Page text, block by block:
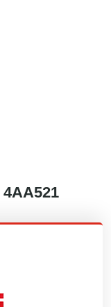
4AA521